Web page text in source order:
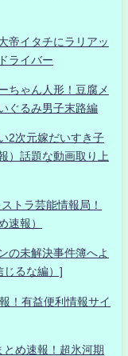
帝イタチにラリアッ
ライバー
ちゃん人形！豆腐メ
ぐるみ男子末路編
2次元嫁だいすき子
）話題な動画取り上
トラ芸能情報局！
速報）
の未解決事件簿へよ
じるな編）]
有益便利情報サイ
め速報！超氷河期